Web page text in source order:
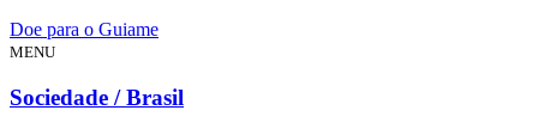
Doe para o Guiame
MENU
Sociedade / Brasil